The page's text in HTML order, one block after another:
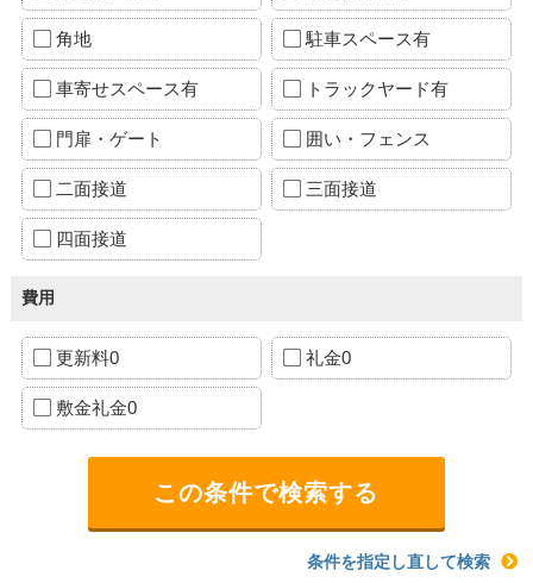
角地 駐車スペース有
車寄せスペース有 トラックヤード有
門扉・ゲート 囲い・フェンス
二面接道 三面接道
四面接道
費用
更新料0 礼金0
敷金礼金0
条件を指定し直して検索